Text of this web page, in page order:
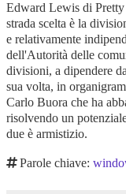
Edward Lewis di
strada scelta è la
e relativamente
dell'Autorità delle
divisioni, a dipendere
sua volta, in
Carlo Buora che ha
risolvendo un
due è armistizio.
Parole chiave: